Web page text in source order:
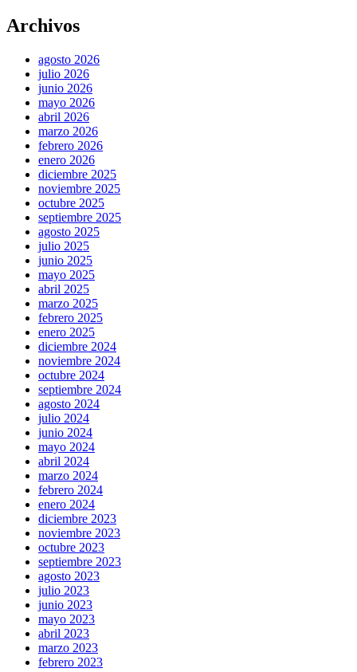
Archivos
agosto 2026
julio 2026
junio 2026
mayo 2026
abril 2026
marzo 2026
febrero 2026
enero 2026
diciembre 2025
noviembre 2025
octubre 2025
septiembre 2025
agosto 2025
julio 2025
junio 2025
mayo 2025
abril 2025
marzo 2025
febrero 2025
enero 2025
diciembre 2024
noviembre 2024
octubre 2024
septiembre 2024
agosto 2024
julio 2024
junio 2024
mayo 2024
abril 2024
marzo 2024
febrero 2024
enero 2024
diciembre 2023
noviembre 2023
octubre 2023
septiembre 2023
agosto 2023
julio 2023
junio 2023
mayo 2023
abril 2023
marzo 2023
febrero 2023